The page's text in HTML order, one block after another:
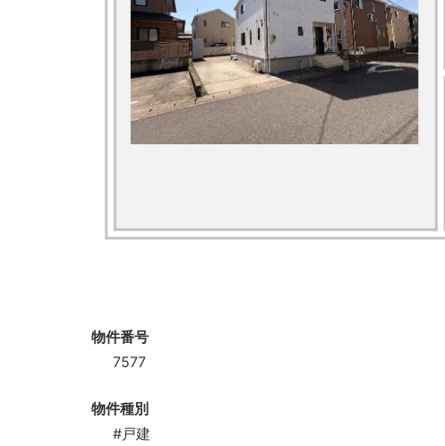
物件番号
7577
物件種別
#戸建